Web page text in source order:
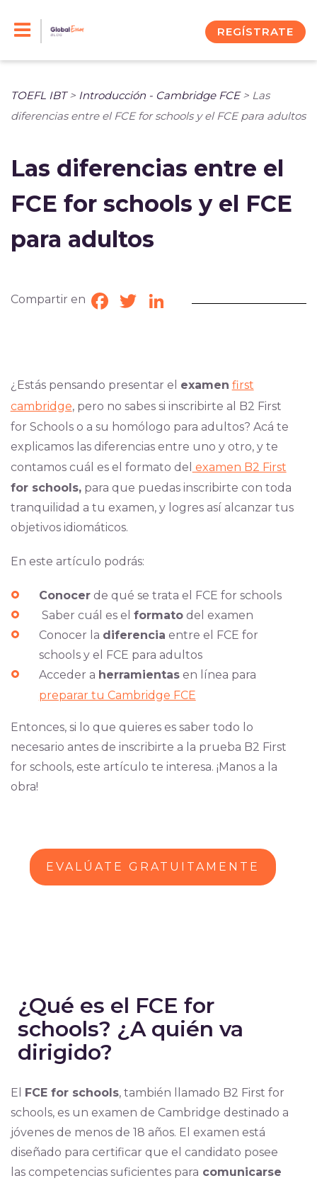
REGÍSTRATE
TOEFL IBT> Introducción - Cambridge FCE> Las
diferencias entre el FCE for schools y el FCE para adultos
Las diferencias entre el
FCE for schools y el FCE
para adultos
Compartir en Facebook
TwitterLinkedIn
¿Estás pensando presentar el examen first
cambridge, pero no sabes si inscribirte al B2 First
for Schools o a su homólogo para adultos? Acá te
explicamos las diferencias entre uno y otro, y te
contamos cuál es el formato del examen B2 First
for schools,para que puedas inscribirte con toda
tranquilidad a tu examen, y logres así alcanzar tus
objetivos idiomáticos.
En este artículo podrás:
Conocerde qué se trata el FCE for schools
Saber cuál es el formatodel examen
Conocer la diferencia entre el FCE for
schools y el FCE para adultos
Acceder a herramientasen línea para
preparar tu Cambridge FCE
Entonces, si lo que quieres es saber todo lo
necesario antes de inscribirte a la prueba B2 First
for schools, este artículo te interesa. ¡Manos a la
obra!
EVALÚATE GRATUITAMENTE
¿Qué es el FCE for
schools? ¿A quién va
dirigido?
El FCE for schools, también llamado B2 First for
schools, es un examen de Cambridge destinado a
jóvenes de menos de 18 años. El examen está
diseñado para certificar que el candidato posee
las competencias suficientes para comunicarse